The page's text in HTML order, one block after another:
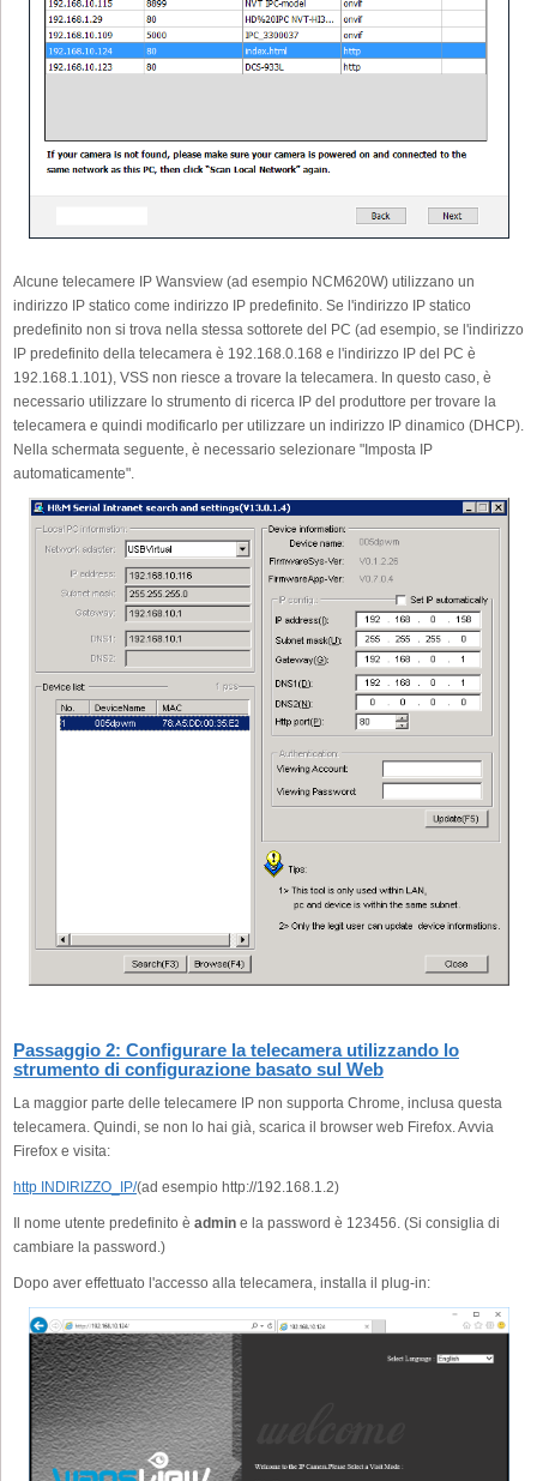
Alcune telecamere IP Wansview (ad esempio NCM620W) utilizzano un
indirizzo IP statico come indirizzo IP predefinito. Se l'indirizzo IP statico
predefinito non si trova nella stessa sottorete del PC (ad esempio, se l'indirizzo
IP predefinito della telecamera è 192.168.0.168 e l'indirizzo IP del PC è
192.168.1.101), VSS non riesce a trovare la telecamera. In questo caso, è
necessario utilizzare lo strumento di ricerca IP del produttore per trovare la
telecamera e quindi modificarlo per utilizzare un indirizzo IP dinamico (DHCP).
Nella schermata seguente, è necessario selezionare "Imposta IP
automaticamente".
Passaggio 2: Configurare la telecamera utilizzando lo
strumento di configurazione basato sul Web
La maggior parte delle telecamere IP non supporta Chrome, inclusa questa
telecamera. Quindi, se non lo hai già, scarica il browser web Firefox. Avvia
Firefox e visita:
http INDIRIZZO_IP/(ad esempio http://192.168.1.2)
Il nome utente predefinito è admin e la password è 123456. (Si consiglia di
cambiare la password.)
Dopo aver effettuato l'accesso alla telecamera, installa il plug-in: